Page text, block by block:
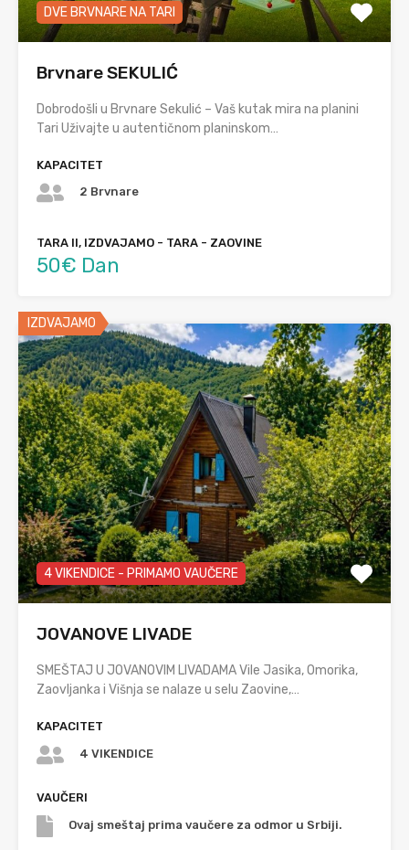
DVE BRVNARE NA TARI
Brvnare SEKULIĆ
Dobrodošli u Brvnare Sekulić – Vaš kutak mira na planini
Tari Uživajte u autentičnom planinskom…
KAPACITET
2 Brvnare
TARA II, IZDVAJAMO - TARA - ZAOVINE
50€ Dan
IZDVAJAMO
4 VIKENDICE - PRIMAMO VAUČERE
JOVANOVE LIVADE
SMEŠTAJ U JOVANOVIM LIVADAMA Vile Jasika, Omorika,
Zaovljanka i Višnja se nalaze u selu Zaovine,…
KAPACITET
4 VIKENDICE
VAUČERI
Ovaj smeštaj prima vaučere za odmor u Srbiji.